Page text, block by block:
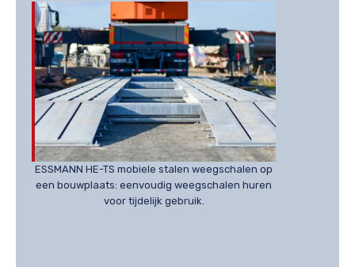
ESSMANN HE-TS mobiele stalen weegschalen op
een bouwplaats: eenvoudig weegschalen huren
voor tijdelijk gebruik.